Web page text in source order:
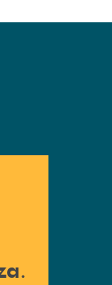
pagina della
.